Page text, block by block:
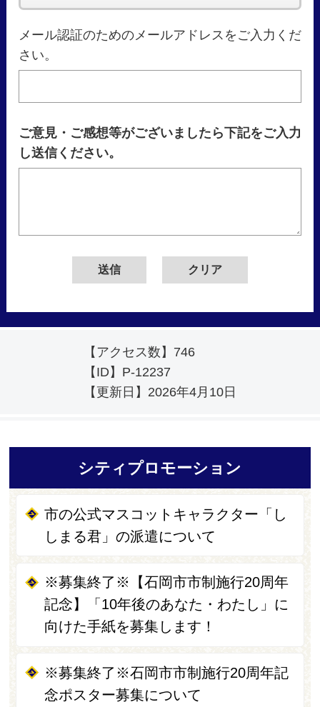
メール認証のためのメールアドレスをご入力くだ
さい。
ご意見・ご感想等がございましたら下記をご入力
し送信ください。
【アクセス数】 746
【ID】 P-12237
【更新日】 2026年4月10日
シティプロモーション
市の公式マスコットキャラクター「し
しまる君」の派遣について
※募集終了※【石岡市市制施行20周年
記念】「10年後のあなた・わたし」に
向けた手紙を募集します！
※募集終了※石岡市市制施行20周年記
念ポスター募集について